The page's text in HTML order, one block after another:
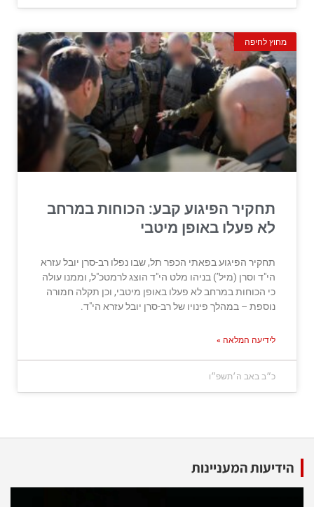
מחוץ לחיפה
תחקיר הפיגוע קבע: הכוחות במרחב
לא פעלו באופן מיטבי
תחקיר הפיגוע בפאתי הכפר תל, שבו נפלו רב-סרן יובל עזרא
הי"ד וסרן (מיל’) בניהו מלט הי"ד הוצג לרמטכ"ל, וממנו עולה
כי הכוחות במרחב לא פעלו באופן מיטבי, וכן תקלה חמורה
נוספת – במהלך פינויו של רב-סרן יובל עזרא הי"ד.
לידיעה המלאה »
כ״ב באב ה׳תשפ״ו
הידיעות המעניינות